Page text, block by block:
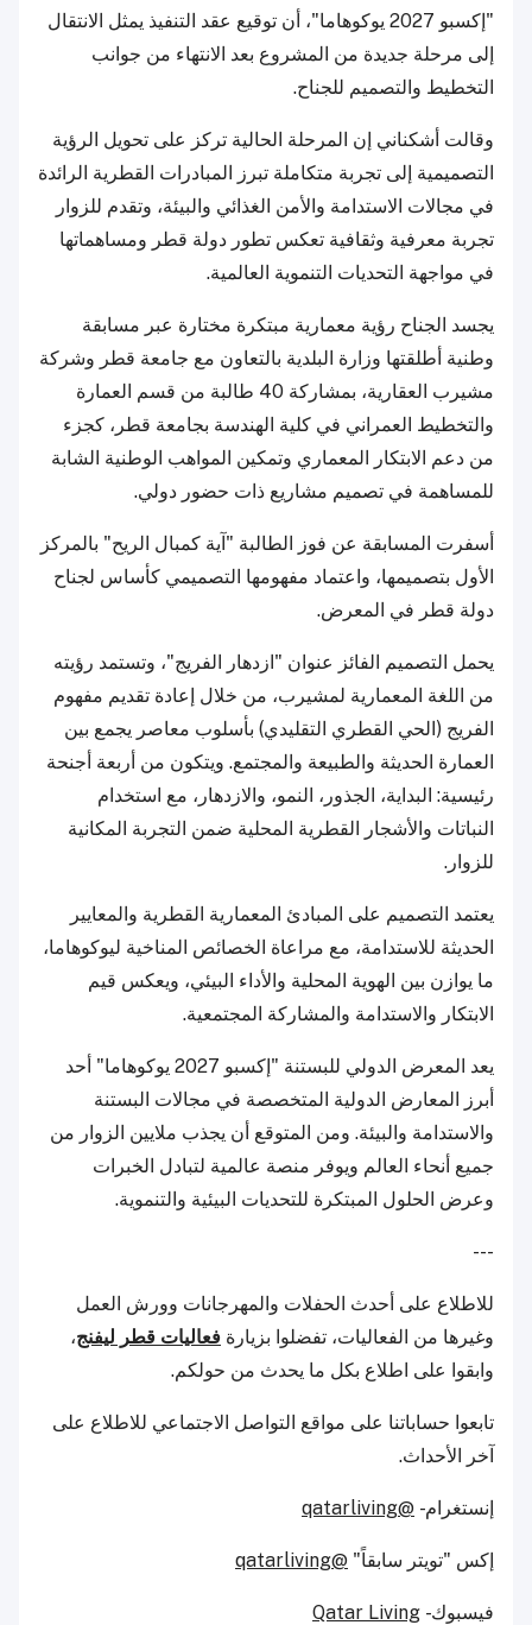
"إكسبو 2027 يوكوهاما"، أن توقيع عقد التنفيذ يمثل الانتقال
إلى مرحلة جديدة من المشروع بعد الانتهاء من جوانب
التخطيط والتصميم للجناح.
وقالت أشكناني إن المرحلة الحالية تركز على تحويل الرؤية
التصميمية إلى تجربة متكاملة تبرز المبادرات القطرية الرائدة
في مجالات الاستدامة والأمن الغذائي والبيئة، وتقدم للزوار
تجربة معرفية وثقافية تعكس تطور دولة قطر ومساهماتها
في مواجهة التحديات التنموية العالمية.
يجسد الجناح رؤية معمارية مبتكرة مختارة عبر مسابقة
وطنية أطلقتها وزارة البلدية بالتعاون مع جامعة قطر وشركة
مشيرب العقارية، بمشاركة 40 طالبة من قسم العمارة
والتخطيط العمراني في كلية الهندسة بجامعة قطر، كجزء
من دعم الابتكار المعماري وتمكين المواهب الوطنية الشابة
للمساهمة في تصميم مشاريع ذات حضور دولي.
أسفرت المسابقة عن فوز الطالبة "آية كمبال الريح" بالمركز
الأول بتصميمها، واعتماد مفهومها التصميمي كأساس لجناح
دولة قطر في المعرض.
يحمل التصميم الفائز عنوان "ازدهار الفريج"، وتستمد رؤيته
من اللغة المعمارية لمشيرب، من خلال إعادة تقديم مفهوم
الفريج (الحي القطري التقليدي) بأسلوب معاصر يجمع بين
العمارة الحديثة والطبيعة والمجتمع. ويتكون من أربعة أجنحة
رئيسية: البداية، الجذور، النمو، والازدهار، مع استخدام
النباتات والأشجار القطرية المحلية ضمن التجربة المكانية
للزوار.
يعتمد التصميم على المبادئ المعمارية القطرية والمعايير
الحديثة للاستدامة، مع مراعاة الخصائص المناخية ليوكوهاما،
ما يوازن بين الهوية المحلية والأداء البيئي، ويعكس قيم
الابتكار والاستدامة والمشاركة المجتمعية.
يعد المعرض الدولي للبستنة "إكسبو 2027 يوكوهاما" أحد
أبرز المعارض الدولية المتخصصة في مجالات البستنة
والاستدامة والبيئة. ومن المتوقع أن يجذب ملايين الزوار من
جميع أنحاء العالم ويوفر منصة عالمية لتبادل الخبرات
وعرض الحلول المبتكرة للتحديات البيئية والتنموية.
---
للاطلاع على أحدث الحفلات والمهرجانات وورش العمل
وغيرها من الفعاليات، تفضلوا بزيارة فعاليات قطر ليفنج،
وابقوا على اطلاع بكل ما يحدث من حولكم.
تابعوا حساباتنا على مواقع التواصل الاجتماعي للاطلاع على
آخر الأحداث.
إنستغرام - @qatarliving
إكس "تويتر سابقاً" @qatarliving
فيسبوك - Qatar Living